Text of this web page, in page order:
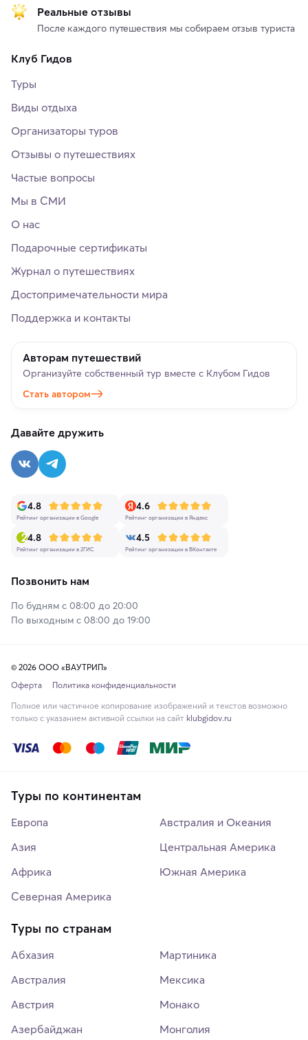
Реальные отзывы
После каждого путешествия мы собираем отзыв туриста
Клуб Гидов
Туры
Виды отдыха
Организаторы туров
Отзывы о путешествиях
Частые вопросы
Мы в СМИ
О нас
Подарочные сертификаты
Журнал о путешествиях
Достопримечательности мира
Поддержка и контакты
Авторам путешествий
Организуйте собственный тур вместе с Клубом Гидов
Стать автором
Давайте дружить
4.8
Рейтинг организации в Google
4.6
Рейтинг организации в Яндекс
4.8
Рейтинг организации в 2ГИС
4.5
Рейтинг организации в ВКонтакте
Позвонить нам
По будням с 08:00 до 20:00
По выходным с 08:00 до 19:00
© 2026 ООО «ВАУТРИП»
Оферта
Политика конфиденциальности
Полное или частичное копирование изображений и текстов возможно
только с указанием активной ссылки на сайт klubgidov.ru
Туры по континентам
Европа
Азия
Африка
Северная Америка
Австралия и Океания
Центральная Америка
Южная Америка
Туры по странам
Абхазия
Австралия
Австрия
Азербайджан
Мартиника
Мексика
Монако
Монголия